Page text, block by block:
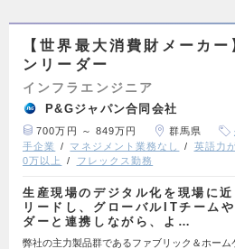
【世界最大消費財メーカ
ンリーダー
インフラエンジニア
P&Gジャパン合同会社
700万円 ～ 849万円 群馬県
手企業
マネジメント業務なし 英語力
0万以上
フレックス勤務
生産現場のデジタル化を現場に
リードし、グローバルITチーム
ダーと連携しながら、よ…
弊社の主力製品群であるファブリック＆ホー